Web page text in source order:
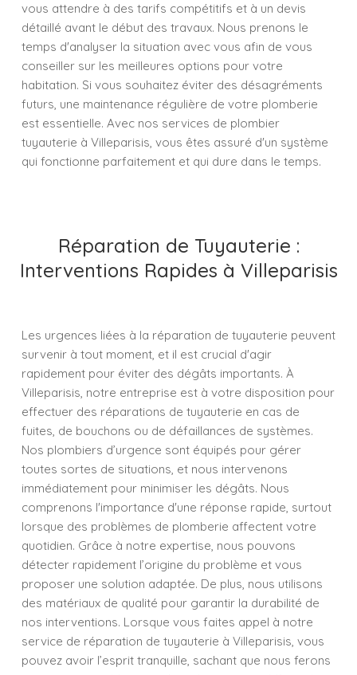
vous attendre à des tarifs compétitifs et à un devis
détaillé avant le début des travaux. Nous prenons le
temps d'analyser la situation avec vous afin de vous
conseiller sur les meilleures options pour votre
habitation. Si vous souhaitez éviter des désagréments
futurs, une maintenance régulière de votre plomberie
est essentielle. Avec nos services de plombier
tuyauterie à Villeparisis, vous êtes assuré d'un système
qui fonctionne parfaitement et qui dure dans le temps.
Réparation de Tuyauterie :
Interventions Rapides à Villeparisis
Les urgences liées à la réparation de tuyauterie peuvent
survenir à tout moment, et il est crucial d'agir
rapidement pour éviter des dégâts importants. À
Villeparisis, notre entreprise est à votre disposition pour
effectuer des réparations de tuyauterie en cas de
fuites, de bouchons ou de défaillances de systèmes.
Nos plombiers d’urgence sont équipés pour gérer
toutes sortes de situations, et nous intervenons
immédiatement pour minimiser les dégâts. Nous
comprenons l'importance d'une réponse rapide, surtout
lorsque des problèmes de plomberie affectent votre
quotidien. Grâce à notre expertise, nous pouvons
détecter rapidement l’origine du problème et vous
proposer une solution adaptée. De plus, nous utilisons
des matériaux de qualité pour garantir la durabilité de
nos interventions. Lorsque vous faites appel à notre
service de réparation de tuyauterie à Villeparisis, vous
pouvez avoir l’esprit tranquille, sachant que nous ferons